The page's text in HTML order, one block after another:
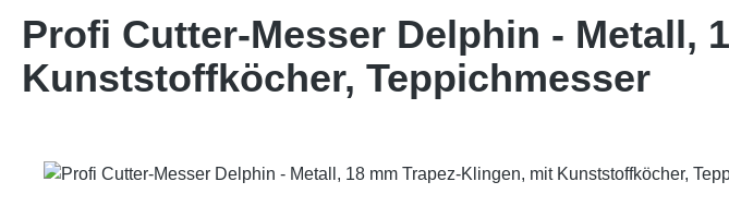
Profi Cutter-Messer Delphin - Metall,
Kunststoffköcher, Teppichmesser
Bildergalerie überspringen